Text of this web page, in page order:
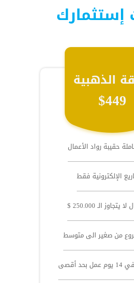
إستثمارك
الذهبية
$449
حقيبة رواد الأعمال
الإلكترونية فقط
الـ 250.000 $
من صغير الى متوسط
أقصى